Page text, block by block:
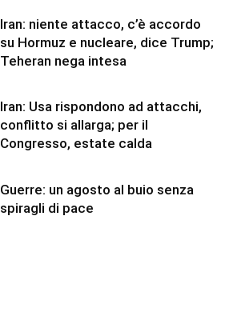
Iran: niente attacco, c’è accordo
su Hormuz e nucleare, dice Trump;
Teheran nega intesa
Iran: Usa rispondono ad attacchi,
conflitto si allarga; per il
Congresso, estate calda
Guerre: un agosto al buio senza
spiragli di pace